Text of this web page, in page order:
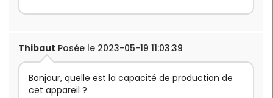
Thibaut Posée le 2023-05-19 11:03:39
Bonjour, quelle est la capacité de production de
cet appareil ?